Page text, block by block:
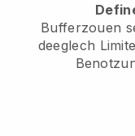
Bufferzouen
deeglech